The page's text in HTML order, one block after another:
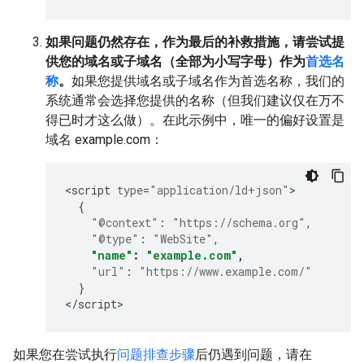
如果问题仍然存在，作为最后的补救措施，请尝试提
供您的域名或子域名（全部为小写字母）作为首选名
称。 如果您提供域名或子域名作为首选名称，我们的
系统通常会选择您提供的名称（但我们建议仅在万不
得已时才这么做）。在此示例中，唯一的偏好设置是
域名 example.com ：
<script type="application/ld+json"
{
"@context" : "https://schema.org" ,
"@type" : "WebSite" ,
"name" : "example.com" ,
"url" :
"https://www.example.com/"
}
</script>
如果您在尝试执行问题排查步骤后仍遇到问题，请在